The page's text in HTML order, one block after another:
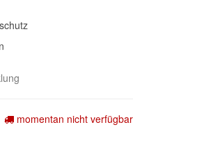
momentan nicht verfügbar